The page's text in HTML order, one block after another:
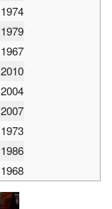
1974
1979
1967
2010
2004
2007
1973
1986
1968